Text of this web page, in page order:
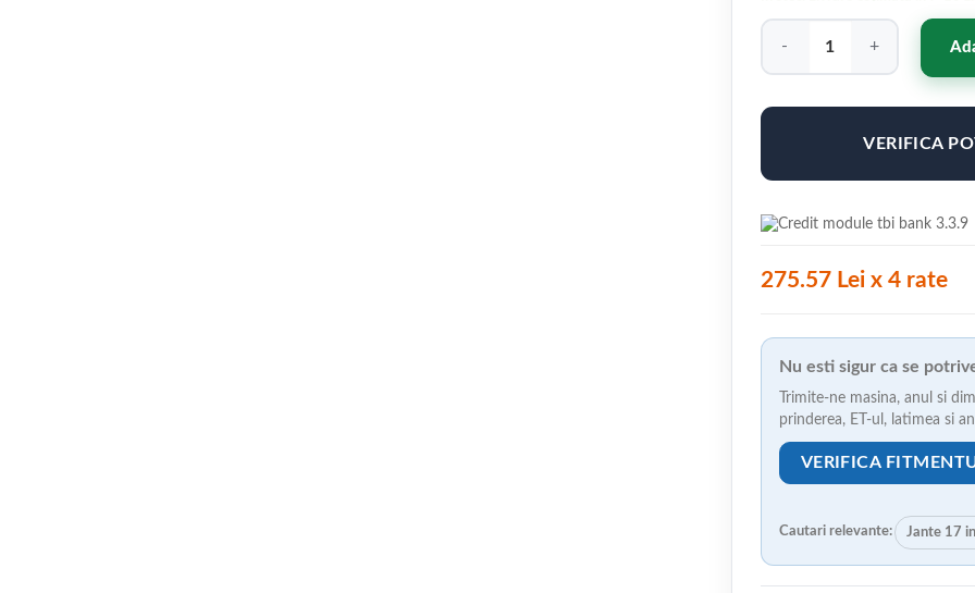
Cantitate Japan Racing JR21
VERIFICA
275.57 Lei x 4 rate
Nu esti sigur ca se
Trimite-ne masina, anul si
prinderea, ET-ul, latimea si
VERIFICA
Cautari relevante: Jante 17